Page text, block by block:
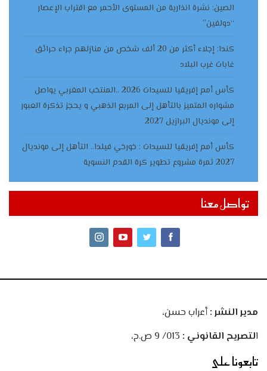
الصين: نشرة انذارية من المستوى الأحمر مع اقتراب الإعصار
“دولفين”
كندا: إجلاء أكثر من 20 ألف شخص من منازلهم جراء حرائق
غابات غرب البلاد
كأس أمم إفريقيا للسيدات 2026 ..المنتخب المغربي يواصل
مشواره المتميز بالتأهل إلى المربع الذهبي و يحجز تذكرة العبور
إلى مونديال البرازيل 2027
كأس أمم إفريقيا للسيدات : خورخي فيلدا.. التأهل إلى مونديال
2027 ثمرة مشروع تطوير كرة القدم النسوية
تواصل معنا
مدير النشر :أعراب حسن،
التصريح القانوني :
تابعونا على